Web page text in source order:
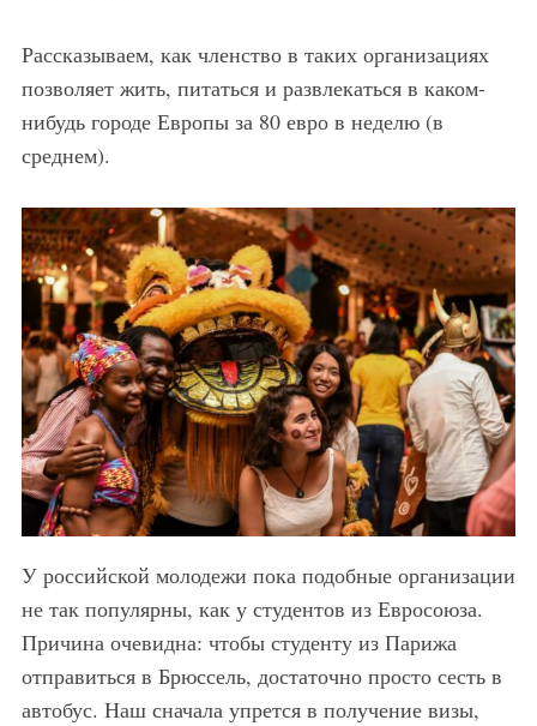
Рассказываем, как членство в таких организациях
позволяет жить, питаться и развлекаться в каком-
нибудь городе Европы за 80 евро в неделю (в
среднем).
У российской молодежи пока подобные организации
не так популярны, как у студентов из Евросоюза.
Причина очевидна: чтобы студенту из Парижа
отправиться в Брюссель, достаточно просто сесть в
автобус. Наш сначала упрется в получение визы,